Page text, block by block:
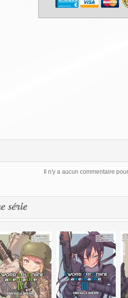
Il n'y a aucun commentaire
série